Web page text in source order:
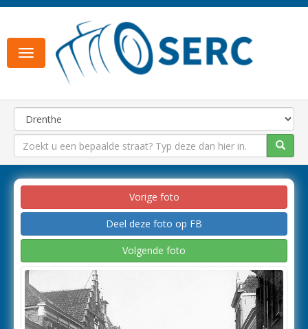
Toggle
navigation
Vorige foto
Deel deze foto op FB
Volgende foto